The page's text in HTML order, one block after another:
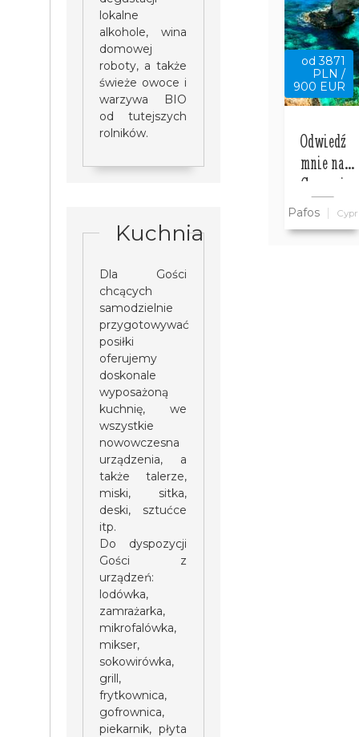
lokalne
alkohole, wina
domowej
roboty, a także
świeże owoce i
warzywa BIO
od tutejszych
rolników.
Kuchnia
Dla Gości
chcących
samodzielnie
przygotowywać
posiłki
oferujemy
doskonale
wyposażoną
kuchnię, we
wszystkie
nowowczesna
urządzenia, a
także talerze,
miski, sitka,
deski, sztućce
itp.
Do dyspozycji
Gości z
urządzeń:
lodówka,
zamrażarka,
mikrofalówka,
mikser,
sokowirówka,
grill,
frytkownica,
gofrownica,
piekarnik, płyta
od 3871
PLN /
900 EUR
Odwiedź
mnie na
Cyprze i
zwiedź ze
mną cały
Pafos Cypr